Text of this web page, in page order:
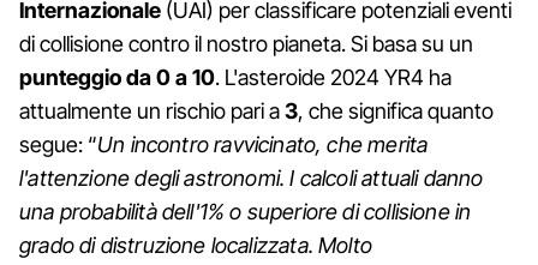
Internazionale (UAI) per classificare potenziali eventi
di collisione contro il nostro pianeta. Si basa su un
punteggio da 0 a 10. L'asteroide 2024 YR4 ha
attualmente un rischio pari a3, che significa quanto
segue: “Un incontro ravvicinato, che merita
l'attenzione degli astronomi. I calcoli attuali danno
una probabilità dell'1% o superiore di collisione in
grado di distruzione localizzata. Molto